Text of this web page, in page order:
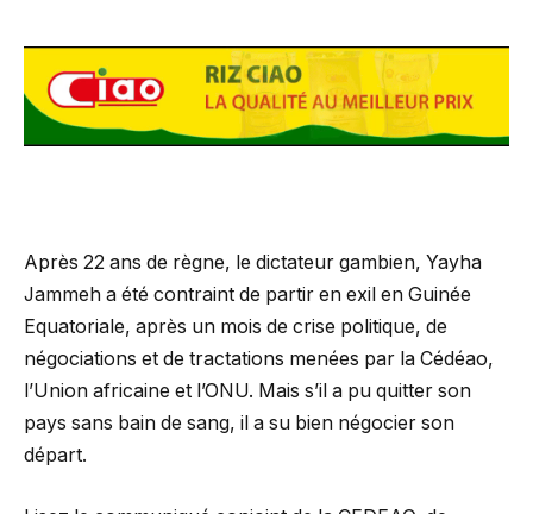
Après 22 ans de règne, le dictateur gambien, Yayha
Jammeh a été contraint de partir en exil en Guinée
Equatoriale, après un mois de crise politique, de
négociations et de tractations menées par la Cédéao,
l’Union africaine et l’ONU. Mais s’il a pu quitter son
pays sans bain de sang, il a su bien négocier son
départ.